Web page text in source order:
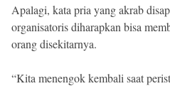
Apalagi, kata pria yang akrab
organisatoris diharapkan bisa
orang disekitarnya.
“Kita menengok kembali saat